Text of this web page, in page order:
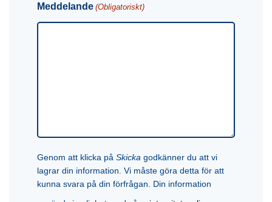
Meddelande (Obligatoriskt)
Genom att klicka påSkicka godkänner du att vi
lagrar din information. Vi måste göra detta för att
kunna svara på din förfrågan. Din information